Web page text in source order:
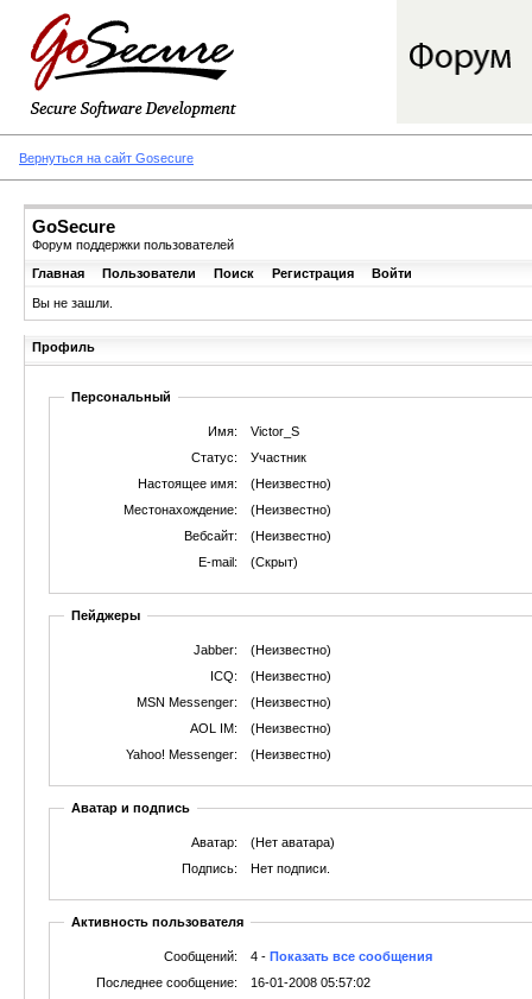
Вернуться на сайт Gosecure
GoSecure
Форум поддержки пользователей
Главная
Пользователи Поиск Регистрация Войти
Вы не зашли.
Профиль
Персональный
Имя:
Victor_S
Статус:
Участник
Настоящее имя:
(Неизвестно)
Местонахождение:
(Неизвестно)
Вебсайт:
(Неизвестно)
E-mail:
(Скрыт)
Пейджеры
Jabber:
(Неизвестно)
ICQ:
(Неизвестно)
MSN Messenger:
(Неизвестно)
AOL IM:
(Неизвестно)
Yahoo! Messenger:
(Неизвестно)
Аватар и подпись
Аватар:
(Нет аватара)
Подпись:
Нет подписи.
Активность пользователя
Сообщений: 4 - Показать все сообщения
Последнее сообщение:
16-01-2008 05:57:02